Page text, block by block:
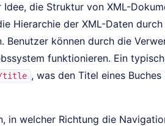
die Struktur von XML-
Hierarchie der XML-Daten durch
können durch die
funktionieren. Ein
title , was den Titel eines Buches
in welcher Richtung die